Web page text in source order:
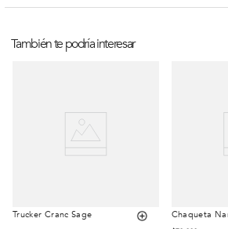
También te podría interesar
Trucker Cranc Sage Chaqueta
Talla